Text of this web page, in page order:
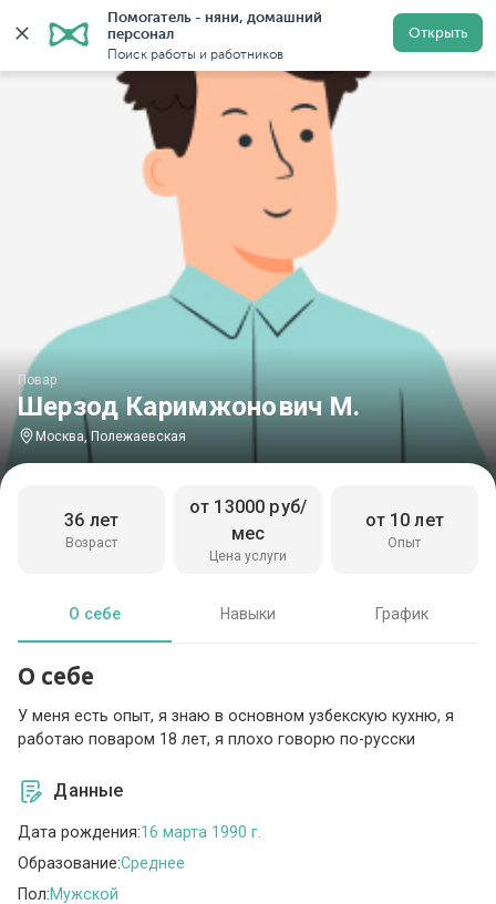
Помогатель - няни, домашний
персонал
Поиск работы и работников
Открыть
Главная Повара Повара в Москве Повара у
Шерзод Каримжонович М.
Повар
Москва, Полежаевская
Возраст
36 лет
Цена услуги
от 13000 руб/
мес
Опыт
от 10 лет
О себе Навыки График
О себе
У меня есть опыт, я знаю в основном узбекскую кухню, я
работаю поваром 18 лет, я плохо говорю по-русски
Данные
Дата рождения:16 марта 1990 г.
Образование:Среднее
Пол:Мужской